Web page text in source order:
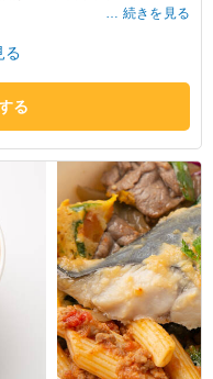
続きを見る
る
る